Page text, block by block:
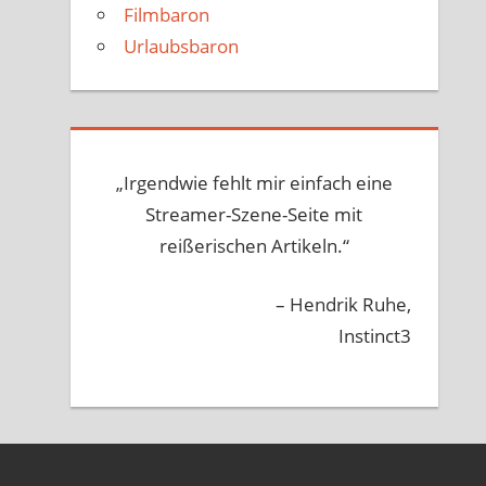
Filmbaron
Urlaubsbaron
„Irgendwie fehlt mir einfach eine
Streamer-Szene-Seite mit
reißerischen Artikeln.“
– Hendrik Ruhe,
Instinct3